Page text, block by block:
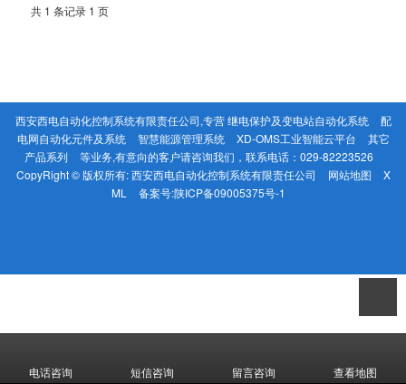
共 1 条记录 1 页
西安西电自动化控制系统有限责任公司,专营继电保护及变电站自动化系统
配
电网自动化元件及系统
智慧能源管理系统 XD-OMS工业智能云平台
其它
产品系列
等业务,有意向的客户请咨询我们，联系电话： 029-82223526
CopyRight © 版权所有:西安西电自动化控制系统有限责任公司 网站地图
X
ML
备案号:陕ICP备09005375号-1
电话咨询 短信咨询 留言咨询 查看地图